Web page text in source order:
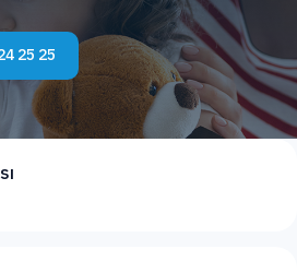
25 25